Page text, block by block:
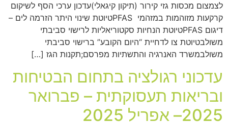
לצמצום מכסות גזי קירור (תיקון קיגאלי)עדכון ערכי הסף לשיקום
קרקעות מזוהמות במזהמי PFASטיוטת שינוי היתר הזרמה לים –
דיגום PFASטיוטת הנחיות סקטוריאליות לרישוי סביבתי
משולבטיוטת צו לדחיית “היום הקובע” ברישוי סביבתי
משולבמשרד האנרגיה והתשתיות מפרסם;תקנות הגז […]
עדכוני רגולציה בתחום הבטיחות
ובריאות תעסוקתית – פברואר
2025– אפריל 2025